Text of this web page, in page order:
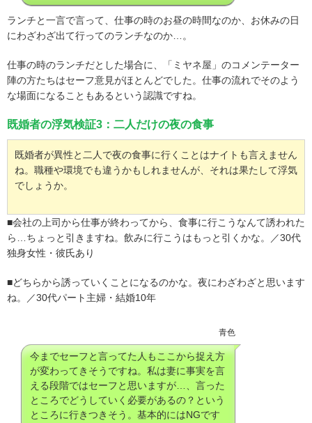
ランチと一言で言って、仕事の時のお昼の時間なのか、お休みの日
にわざわざ出て行ってのランチなのか…。
仕事の時のランチだとした場合に、「ミヤネ屋」のコメンテーター
陣の方たちはセーフ意見がほとんどでした。仕事の流れでそのよう
な場面になることもあるという認識ですね。
既婚者の浮気検証3：二人だけの夜の食事
既婚者が異性と二人で夜の食事に行くことはナイトも言えません
ね。職種や環境でも違うかもしれませんが、それは果たして浮気
でしょうか。
■会社の上司から仕事が終わってから、食事に行こうなんて誘われた
ら…ちょっと引きますね。飲みに行こうはもっと引くかな。／30代
独身女性・彼氏あり
■どちらから誘っていくことになるのかな。夜にわざわざと思います
ね。／30代パート主婦・結婚10年
青色
今までセーフと言ってた人もここから捉え方
が変わってきそうですね。私は妻に事実を言
える段階ではセーフと思いますが…、言った
ところでどうしていく必要があるの？という
ところに行きつきそう。基本的にはNGです